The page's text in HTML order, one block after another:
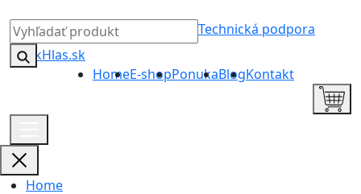
Technická podpora
HomeE-shopPonukaBlogKontakt
Home